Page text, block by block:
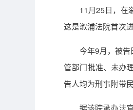
11月25日，在
这是溆浦法院首次
今年9月，被
管部门批准、未办
告人均为刑事附带